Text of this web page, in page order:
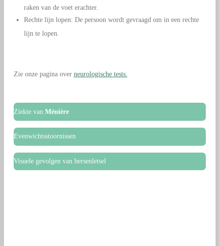
raken van de voet erachter.
Rechte lijn lopen: De persoon wordt gevraagd om in een rechte
lijn te lopen.
Zie onze pagina over neurologische tests.
Ziekte van Ménière
Evenwichtsstoornissen
Visuele gevolgen van hersenletsel